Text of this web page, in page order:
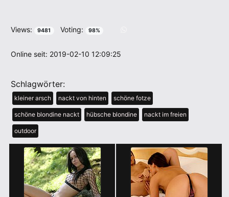
Views: 9481 Voting: 98%
Online seit: 2019-02-10 12:09:25
Schlagwörter:
kleiner arsch nackt von hinten schöne fotze
schöne blondine nackt hübsche blondine nackt im freien
outdoor